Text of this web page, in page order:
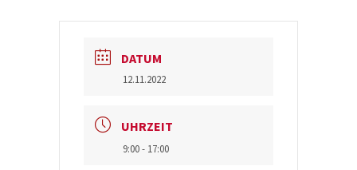
DATUM
12.11.2022
UHRZEIT
9:00 - 17:00